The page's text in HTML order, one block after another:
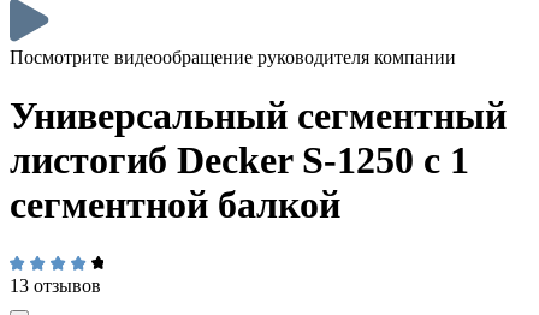
Посмотрите видеообращение руководителя компании
Универсальный сегментный
листогиб Decker S-1250 с 1
сегментной балкой
13 отзывов